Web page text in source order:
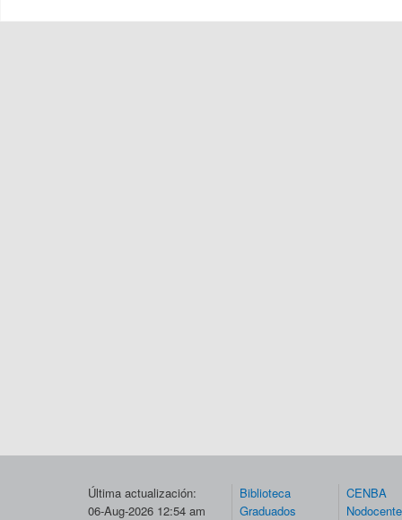
Última actualización:
06-Aug-2026 12:54 am
Biblioteca
Graduados
CENBA